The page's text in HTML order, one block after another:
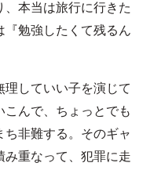
本当は旅行に行きた
勉強したくて残るん
していい子を演じて
んで、ちょっとでも
ち非難する。そのギャ
重なって、犯罪に走